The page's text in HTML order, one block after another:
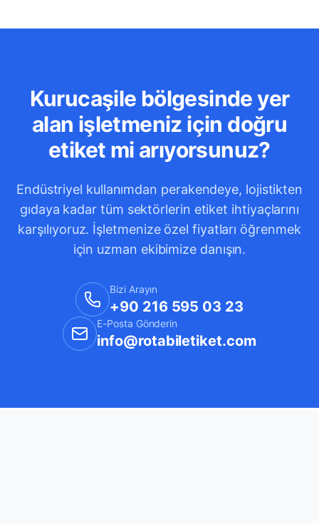
Kurucaşile bölgesinde yer
alan işletmeniz için doğru
etiket mi arıyorsunuz?
Endüstriyel kullanımdan perakendeye, lojistikten
gıdaya kadar tüm sektörlerin etiket ihtiyaçlarını
karşılıyoruz. İşletmenize özel fiyatları öğrenmek
için uzman ekibimize danışın.
Bizi Arayın
+90 216 595 03 23
E-Posta Gönderin
info@rotabiletiket.com